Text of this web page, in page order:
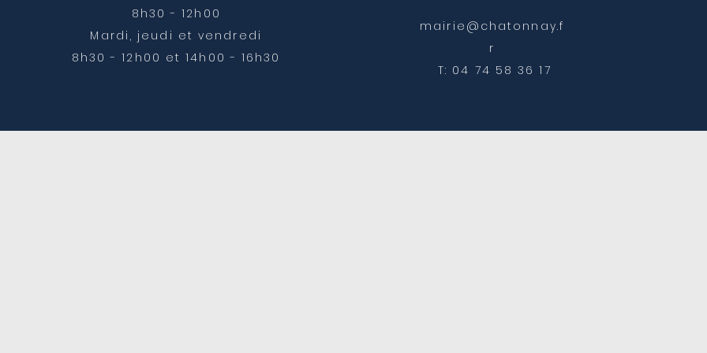
8h30 - 12h00
Mardi, jeudi et vendredi
8h30 - 12h00 et 14h00 - 16h30
mairie@chatonnay.f
r
T: 04 74 58 36 17